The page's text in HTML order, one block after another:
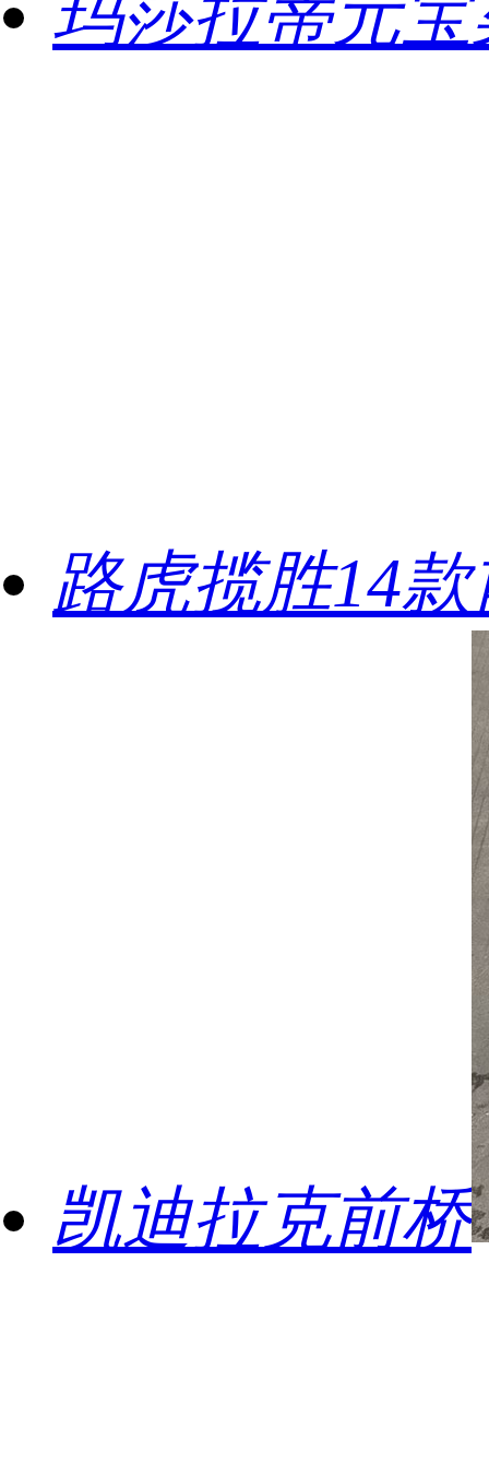
玛莎拉蒂元宝
路虎揽胜14
凯迪拉克前桥